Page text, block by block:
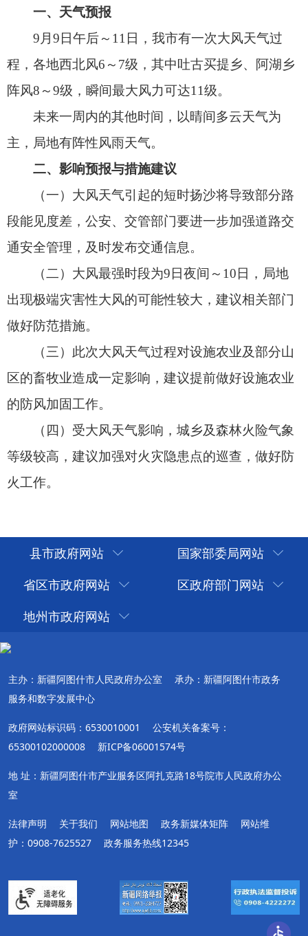
主，局地有阵性风雨天气。
二、影响预报与措施建议
（一）大风天气引起的短时扬沙将导致部分路
段能见度差，公安、交管部门要进一步加强道路交
（二）大风最强时段为9日夜间～10日，局地
出现极端灾害性大风的可能性较大，建议相关部门
做好防范措施。
（三）此次大风天气过程对设施农业及部分山
区的畜牧业造成一定影响，建议提前做好设施农业
（四）受大风天气影响，城乡及森林火险气象
等级较高，建议加强对火灾隐患点的巡查，做好防
火工作。
县市政府网站
国家部委局网站
省区市政府网站
区政府部门网站
地州市政府网站
主办：新疆阿图什市人民政府办公室
承办：新疆阿图什市政务
服务和数字发展中心
政府网站标识码：6530010001
公安机关备案号：
65300102000008
新ICP备06001574号
地 址：新疆阿图什市产业服务区阿扎克路18号院市人民政府办公
室
法律声明 关于我们 网站地图 政务新媒体矩阵
网站维
护：0908-7625527
政务服务热线12345